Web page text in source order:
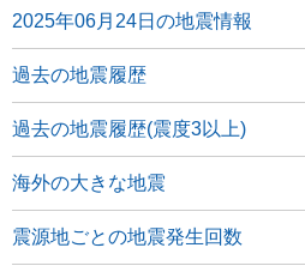
2025年06月24日の地震情報
過去の地震履歴
過去の地震履歴(震度3以上)
海外の大きな地震
震源地ごとの地震発生回数